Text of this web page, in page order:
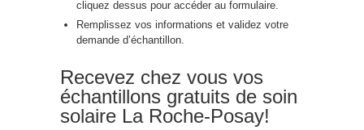
cliquez dessus pour accéder au formulaire.
Remplissez vos informations et validez votre
demande d’échantillon.
Recevez chez vous vos
échantillons gratuits de soin
solaire La Roche-Posay!